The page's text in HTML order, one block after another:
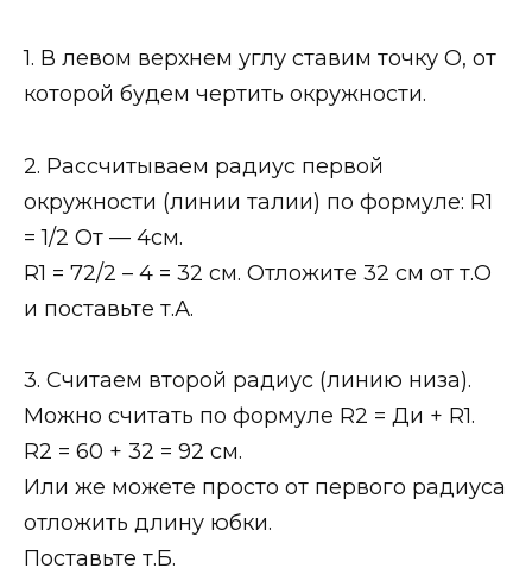
1. В левом верхнем углу ставим точку О, от
которой будем чертить окружности.
2. Рассчитываем радиус первой
окружности (линии талии) по формуле: R1
= 1/2 От — 4см.
R1 = 72/2 – 4 = 32 см. Отложите 32 см от т.О
и поставьте т.А.
3. Считаем второй радиус (линию низа).
Можно считать по формуле R2 = Ди + R1.
R2 = 60 + 32 = 92 см.
Или же можете просто от первого радиуса
отложить длину юбки.
Поставьте т.Б.